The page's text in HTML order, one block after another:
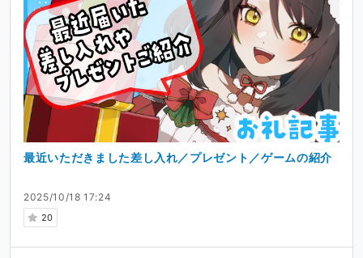
2025/10/18 17:24
20
最近いただきました差し入れ／プレゼント／ゲームの紹介